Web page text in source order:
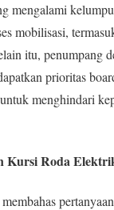
mengalami
mobilisasi,
itu, penumpang
prioritas
menghindari
Kursi Roda